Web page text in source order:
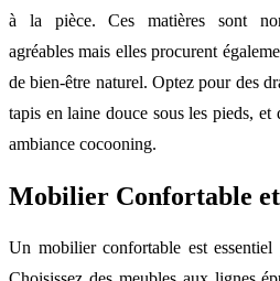
à la pièce. Ces matières sont
agréables mais elles procurent
de bien-être naturel. Optez pour des
tapis en laine douce sous les pieds,
ambiance cocooning.
Mobilier Confortable
Un mobilier confortable est essentiel